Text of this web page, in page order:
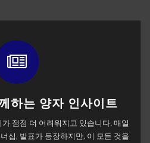
하는 양자 인사이트
점점 더 어려워지고 있습니다. 매일
십, 발표가 등장하지만, 이 모든 것을